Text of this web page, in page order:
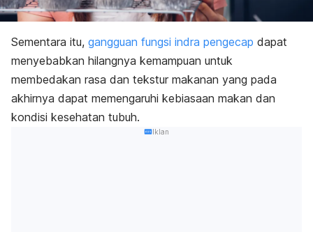
Sementara itu, gangguan fungsi indra pengecap dapat
menyebabkan hilangnya kemampuan untuk
membedakan rasa dan tekstur makanan yang pada
akhirnya dapat memengaruhi kebiasaan makan dan
kondisi kesehatan tubuh.
Iklan